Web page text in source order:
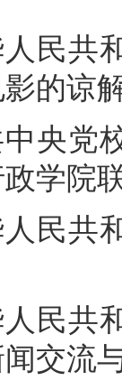
人民
的谅
中央
学院
人民
人民
交流